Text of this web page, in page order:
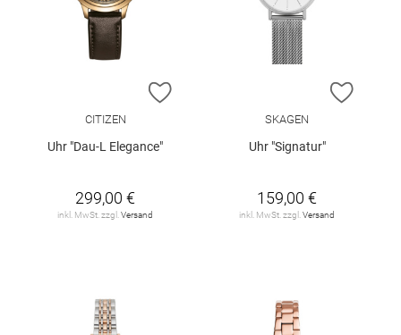
ZUR WUNSCHLISTE HINZUFÜGEN
CITIZEN
Uhr "Dau-L Elegance"
299,00 €
inkl. MwSt. zzgl. Versand
ZUR
SKAGEN
Uhr "Signatur"
159,00 €
inkl. MwSt. zzgl. Versand